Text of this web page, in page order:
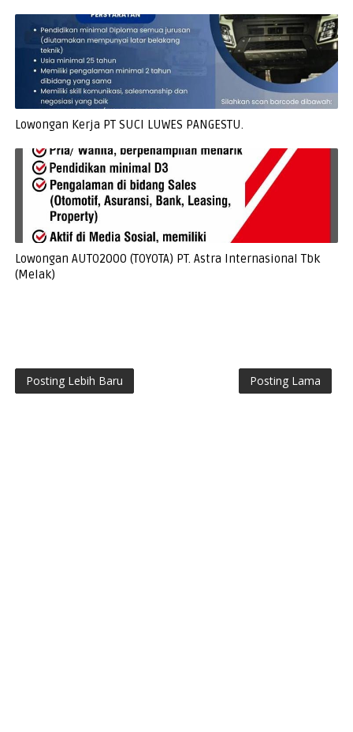
Lowongan Kerja PT SUCI LUWES PANGESTU.
Lowongan AUTO2000 (TOYOTA) PT. Astra Internasional Tbk
(Melak)
Posting Lebih Baru Posting Lama